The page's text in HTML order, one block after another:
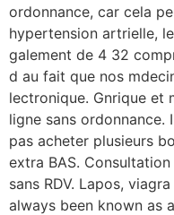
ordonnance, car cela
hypertension artrielle,
galement de 4 32
d au fait que nos
lectronique. Gnrique et
ligne sans ordonnance.
pas acheter plusieurs
extra BAS.
sans RDV. Lapos,
always been known as